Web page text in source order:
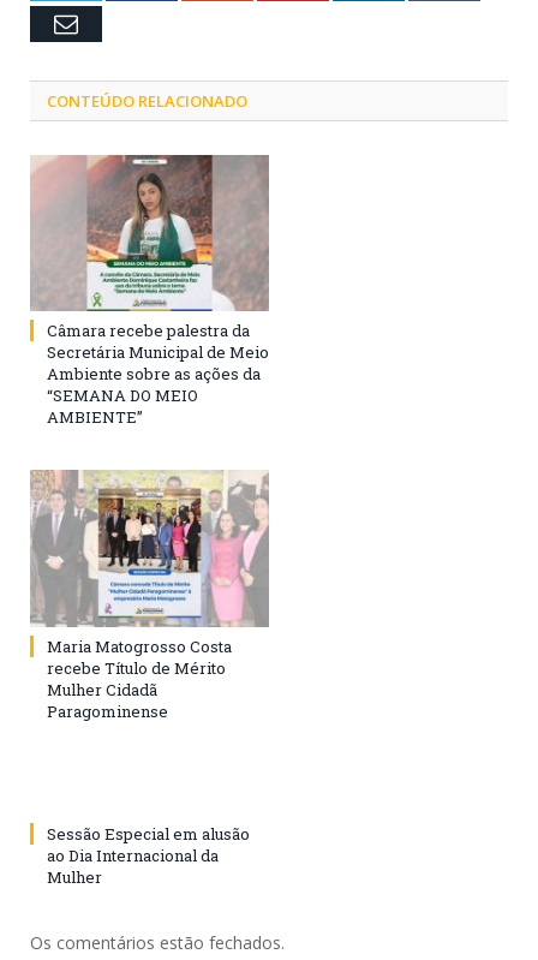
Email
CONTEÚDO RELACIONADO
Câmara recebe palestra da
Secretária Municipal de Meio
Ambiente sobre as ações da
“SEMANA DO MEIO
AMBIENTE”
Maria Matogrosso Costa
recebe Título de Mérito
Mulher Cidadã
Paragominense
Sessão Especial em alusão
ao Dia Internacional da
Mulher
Os comentários estão fechados.